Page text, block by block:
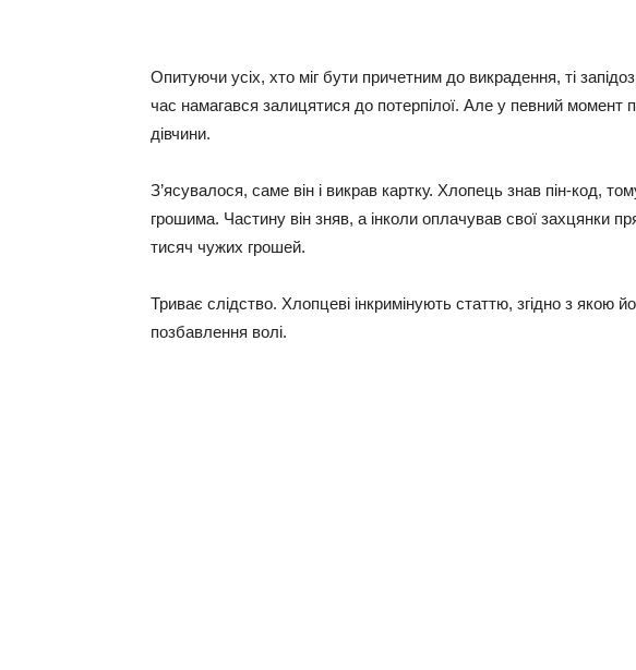
Опитуючи усіх, хто міг бути причетним до викрадення, ті
час намагався залицятися до потерпілої. Але у певний момент
дівчини.
З’ясувалося, саме він і викрав картку. Хлопець знав пін-код,
грошима. Частину він зняв, а інколи оплачував свої захцянки
тисяч чужих грошей.
Триває слідство. Хлопцеві інкримінують статтю, згідно з якою
позбавлення волі.